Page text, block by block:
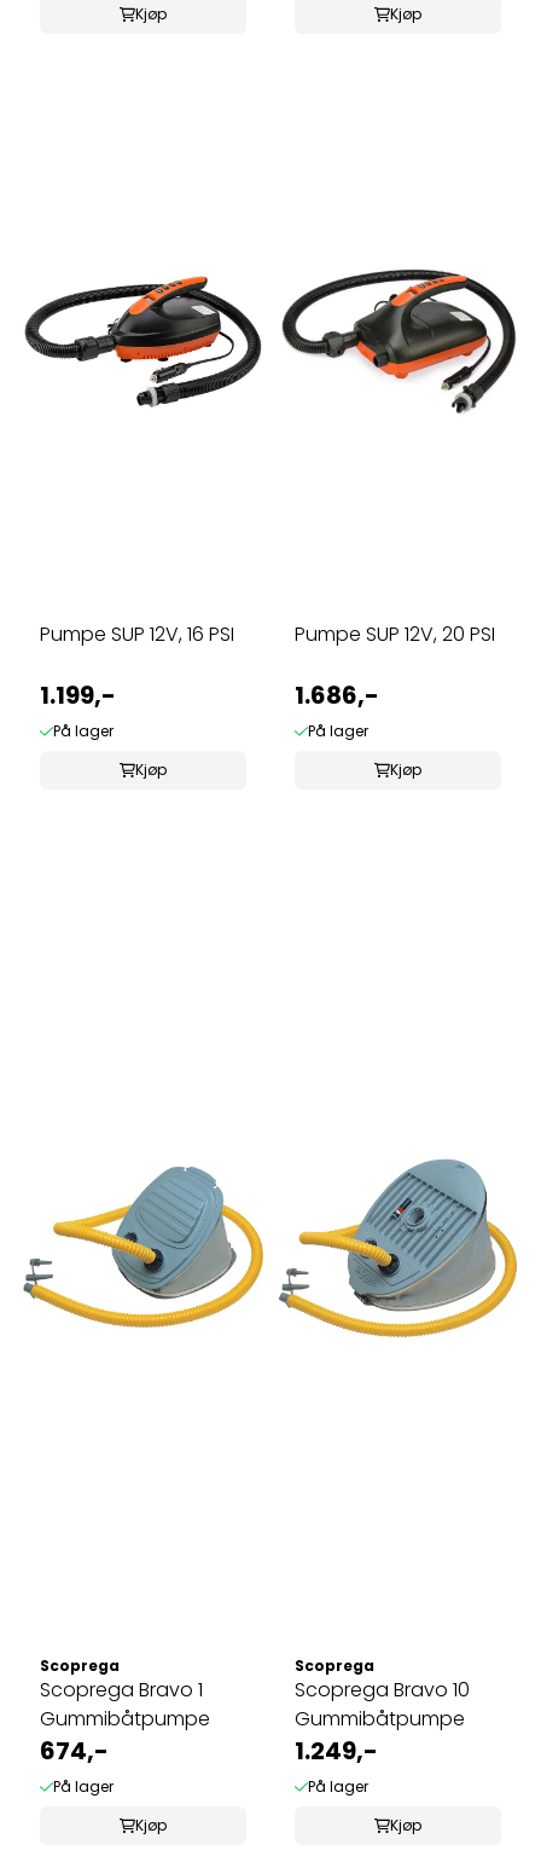
Kjøp
Kjøp
Pumpe SUP 12V, 16 PSI
1.199,-
På lager
Kjøp
Pumpe SUP 12V, 20 PSI
1.686,-
På lager
Kjøp
Scoprega
Scoprega Bravo 1
Gummibåtpumpe
674,-
På lager
Kjøp
Scoprega
Scoprega Bravo 10
Gummibåtpumpe
1.249,-
På lager
Kjøp